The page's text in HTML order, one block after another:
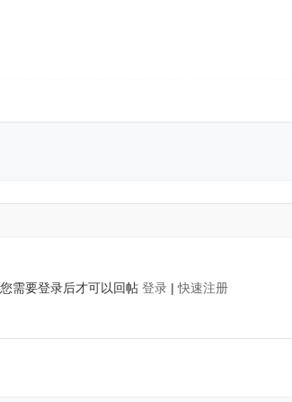
您需要登录后才可以回帖 登录|快速注册